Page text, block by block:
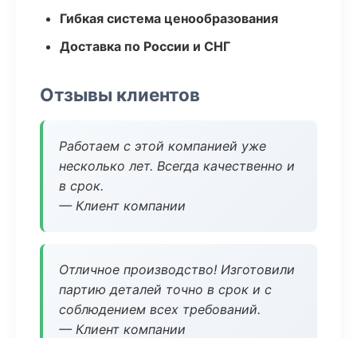
Гибкая система ценообразования
Доставка по России и СНГ
Отзывы клиентов
Работаем с этой компанией уже
несколько лет. Всегда качественно и
в срок.
— Клиент компании
Отличное производство! Изготовили
партию деталей точно в срок и с
соблюдением всех требований.
— Клиент компании